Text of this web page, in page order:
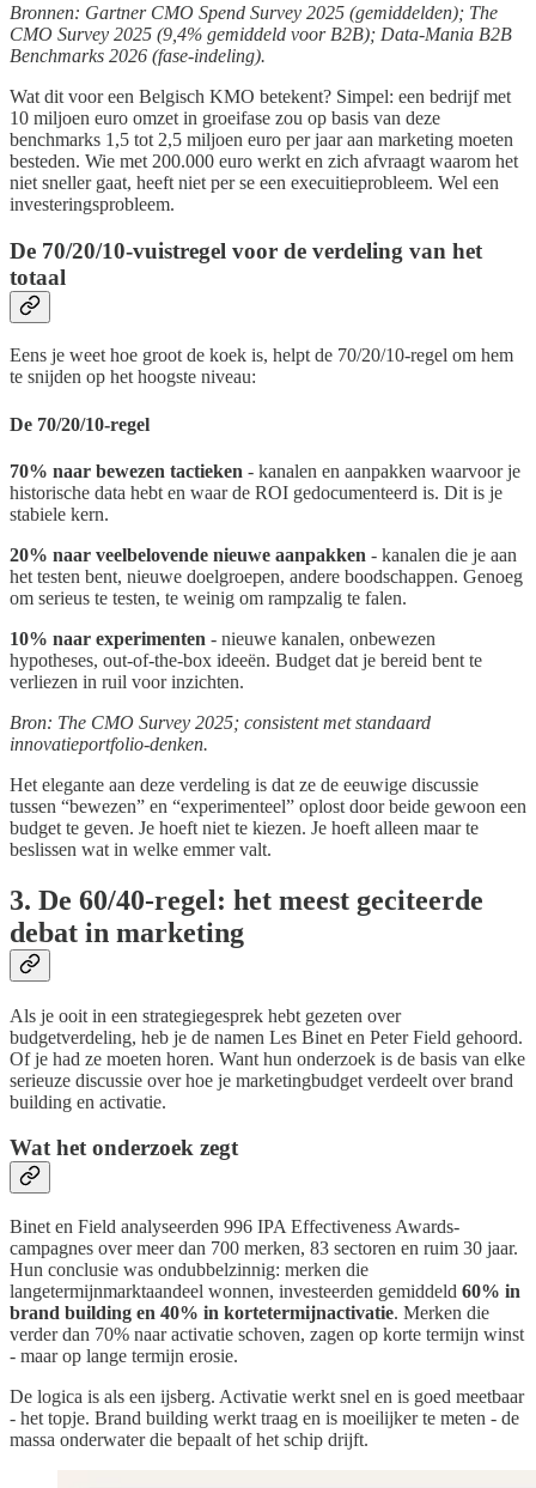
Bronnen: Gartner CMO Spend Survey 2025 (gemiddelden); The
CMO Survey 2025 (9,4% gemiddeld voor B2B); Data-Mania B2B
Benchmarks 2026 (fase-indeling).
Wat dit voor een Belgisch KMO betekent? Simpel: een bedrijf met
10 miljoen euro omzet in groeifase zou op basis van deze
benchmarks 1,5 tot 2,5 miljoen euro per jaar aan marketing moeten
besteden. Wie met 200.000 euro werkt en zich afvraagt waarom het
niet sneller gaat, heeft niet per se een execuitieprobleem. Wel een
investeringsprobleem.
De 70/20/10-vuistregel voor de verdeling van het
totaal
Eens je weet hoe groot de koek is, helpt de 70/20/10-regel om hem
te snijden op het hoogste niveau:
De 70/20/10-regel
70% naar bewezen tactieken - kanalen en aanpakken waarvoor je
historische data hebt en waar de ROI gedocumenteerd is. Dit is je
stabiele kern.
20% naar veelbelovende nieuwe aanpakken - kanalen die je aan
het testen bent, nieuwe doelgroepen, andere boodschappen. Genoeg
om serieus te testen, te weinig om rampzalig te falen.
10% naar experimenten - nieuwe kanalen, onbewezen
hypotheses, out-of-the-box ideeën. Budget dat je bereid bent te
verliezen in ruil voor inzichten.
Bron: The CMO Survey 2025; consistent met standaard
innovatieportfolio-denken.
Het elegante aan deze verdeling is dat ze de eeuwige discussie
tussen “bewezen” en “experimenteel” oplost door beide gewoon een
budget te geven. Je hoeft niet te kiezen. Je hoeft alleen maar te
beslissen wat in welke emmer valt.
3. De 60/40-regel: het meest geciteerde
debat in marketing
Als je ooit in een strategiegesprek hebt gezeten over
budgetverdeling, heb je de namen Les Binet en Peter Field gehoord.
Of je had ze moeten horen. Want hun onderzoek is de basis van elke
serieuze discussie over hoe je marketingbudget verdeelt over brand
building en activatie.
Wat het onderzoek zegt
Binet en Field analyseerden 996 IPA Effectiveness Awards-
campagnes over meer dan 700 merken, 83 sectoren en ruim 30 jaar.
Hun conclusie was ondubbelzinnig: merken die
langetermijnmarktaandeel wonnen, investeerden gemiddeld 60% in
brand building en 40% in kortetermijnactivatie. Merken die
verder dan 70% naar activatie schoven, zagen op korte termijn winst
- maar op lange termijn erosie.
De logica is als een ijsberg. Activatie werkt snel en is goed meetbaar
- het topje. Brand building werkt traag en is moeilijker te meten - de
massa onderwater die bepaalt of het schip drijft.